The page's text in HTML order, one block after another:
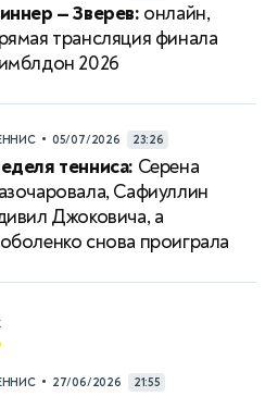
— Зверев: онлайн,
трансляция финала
2026
• 05/07/2026 23:26
тенниса: Серена
Сафиуллин
Джоковича, а
снова проиграла
• 27/06/2026 21:55